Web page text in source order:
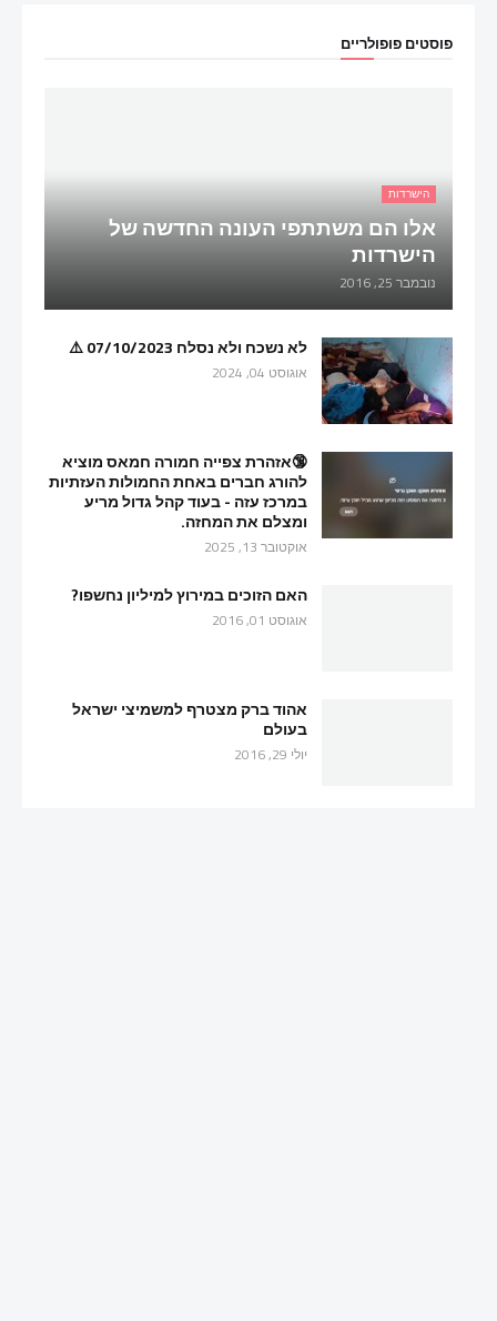
פוסטים פופולריים
הישרדות
אלו הם משתתפי העונה החדשה של
הישרדות
נובמבר 25, 2016
לא נשכח ולא נסלח 07/10/2023 ⚠️
אוגוסט 04, 2024
🔞אזהרת צפייה חמורה חמאס מוציא
להורג חברים באחת החמולות העזתיות
במרכז עזה - בעוד קהל גדול מריע
ומצלם את המחזה.
אוקטובר 13, 2025
האם הזוכים במירוץ למיליון נחשפו?
אוגוסט 01, 2016
אהוד ברק מצטרף למשמיצי ישראל
בעולם
יולי 29, 2016